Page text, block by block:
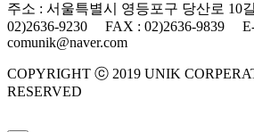
주소 : 서울특별시 영등포구 당산로
02)2636-9230 FAX : 02)2636-9839
comunik@naver.com
COPYRIGHT ⓒ 2019 UNIK
RESERVED